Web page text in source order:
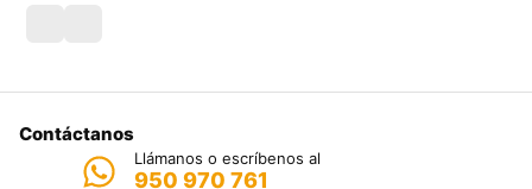
Contáctanos
Llámanos o escríbenos al
950 970 761